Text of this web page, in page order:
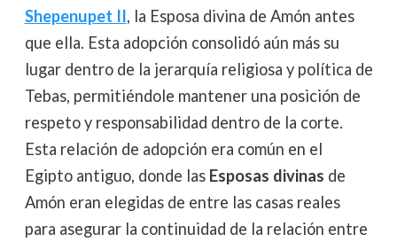
Shepenupet II, la Esposa divina de Amón antes
que ella. Esta adopción consolidó aún más su
lugar dentro de la jerarquía religiosa y política de
Tebas, permitiéndole mantener una posición de
respeto y responsabilidad dentro de la corte.
Esta relación de adopción era común en el
Egipto antiguo, donde las Esposas divinas de
Amón eran elegidas de entre las casas reales
para asegurar la continuidad de la relación entre